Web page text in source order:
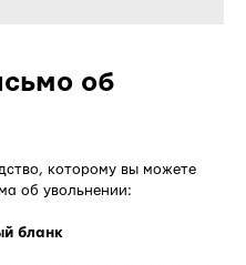
об
которому вы можете
об увольнении:
бланк